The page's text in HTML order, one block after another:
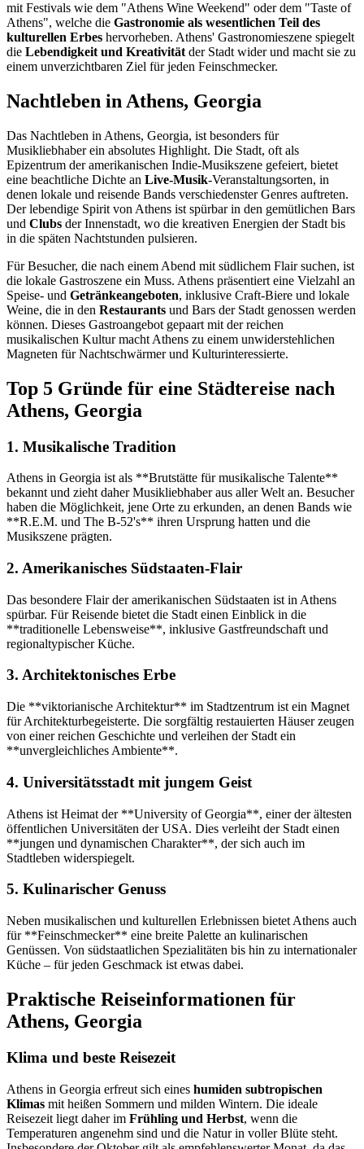
mit Festivals wie dem "Athens Wine Weekend" oder dem "Taste of
Athens", welche die Gastronomie als wesentlichen Teil des
kulturellen Erbes hervorheben. Athens' Gastronomieszene spiegelt
die Lebendigkeit und Kreativität der Stadt wider und macht sie zu
einem unverzichtbaren Ziel für jeden Feinschmecker.
Nachtleben in Athens, Georgia
Das Nachtleben in Athens, Georgia, ist besonders für
Musikliebhaber ein absolutes Highlight. Die Stadt, oft als
Epizentrum der amerikanischen Indie-Musikszene gefeiert, bietet
eine beachtliche Dichte an Live-Musik-Veranstaltungsorten, in
denen lokale und reisende Bands verschiedenster Genres auftreten.
Der lebendige Spirit von Athens ist spürbar in den gemütlichen Bars
und Clubs der Innenstadt, wo die kreativen Energien der Stadt bis
in die späten Nachtstunden pulsieren.
Für Besucher, die nach einem Abend mit südlichem Flair suchen, ist
die lokale Gastroszene ein Muss. Athens präsentiert eine Vielzahl an
Speise- und Getränkeangeboten, inklusive Craft-Biere und lokale
Weine, die in den Restaurants und Bars der Stadt genossen werden
können. Dieses Gastroangebot gepaart mit der reichen
musikalischen Kultur macht Athens zu einem unwiderstehlichen
Magneten für Nachtschwärmer und Kulturinteressierte.
Top 5 Gründe für eine Städtereise nach
Athens, Georgia
1. Musikalische Tradition
Athens in Georgia ist als **Brutstätte für musikalische Talente**
bekannt und zieht daher Musikliebhaber aus aller Welt an. Besucher
haben die Möglichkeit, jene Orte zu erkunden, an denen Bands wie
**R.E.M. und The B-52's** ihren Ursprung hatten und die
Musikszene prägten.
2. Amerikanisches Südstaaten-Flair
Das besondere Flair der amerikanischen Südstaaten ist in Athens
spürbar. Für Reisende bietet die Stadt einen Einblick in die
**traditionelle Lebensweise**, inklusive Gastfreundschaft und
regionaltypischer Küche.
3. Architektonisches Erbe
Die **viktorianische Architektur** im Stadtzentrum ist ein Magnet
für Architekturbegeisterte. Die sorgfältig restauierten Häuser zeugen
von einer reichen Geschichte und verleihen der Stadt ein
**unvergleichliches Ambiente**.
4. Universitätsstadt mit jungem Geist
Athens ist Heimat der **University of Georgia**, einer der ältesten
öffentlichen Universitäten der USA. Dies verleiht der Stadt einen
**jungen und dynamischen Charakter**, der sich auch im
Stadtleben widerspiegelt.
5. Kulinarischer Genuss
Neben musikalischen und kulturellen Erlebnissen bietet Athens auch
für **Feinschmecker** eine breite Palette an kulinarischen
Genüssen. Von südstaatlichen Spezialitäten bis hin zu internationaler
Küche – für jeden Geschmack ist etwas dabei.
Praktische Reiseinformationen für
Athens, Georgia
Klima und beste Reisezeit
Athens in Georgia erfreut sich eines humiden subtropischen
Klimas mit heißen Sommern und milden Wintern. Die ideale
Reisezeit liegt daher im Frühling und Herbst, wenn die
Temperaturen angenehm sind und die Natur in voller Blüte steht.